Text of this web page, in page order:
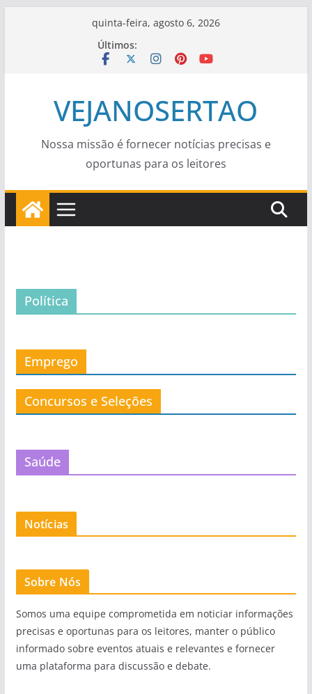
quinta-feira, agosto 6, 2026
Últimos:
VEJANOSERTAO
Nossa missão é fornecer notícias precisas e
oportunas para os leitores
Política
Emprego
Concursos e Seleções
Saúde
Notícias
Sobre Nós
Somos uma equipe comprometida em noticiar informações
precisas e oportunas para os leitores, manter o público
informado sobre eventos atuais e relevantes e fornecer
uma plataforma para discussão e debate.